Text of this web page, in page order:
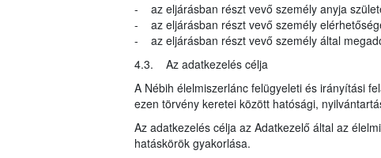
- az eljárásban részt vevő személy anyja
- az eljárásban részt vevő személy
- az eljárásban részt vevő személy által
4.3. Az adatkezelés célja
A Nébih élelmiszerlánc felügyeleti és irányítási
ezen törvény keretei között hatósági,
Az adatkezelés célja az Adatkezelő által az
hatáskörök gyakorlása.